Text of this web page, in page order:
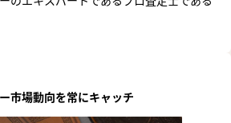
市場動向を常にキャッチ